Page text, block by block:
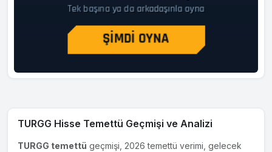
TURGG Hisse Temettü Geçmişi ve Analizi
TURGG temettü geçmişi, 2026 temettü verimi, gelecek